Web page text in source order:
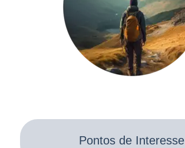
Pontos de Interesse